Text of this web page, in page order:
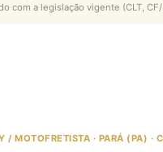
com a legislação vigente (CLT,
/ MOTOFRETISTA · PARÁ (PA) ·